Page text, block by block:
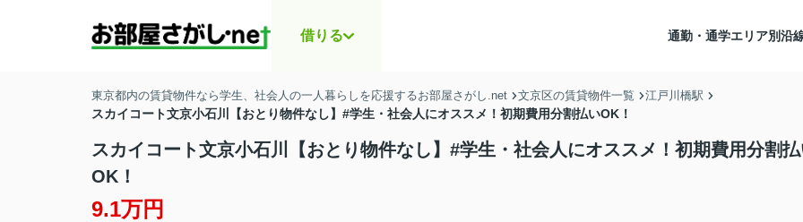
借りる 通勤・通学エリア別沿
東京都内の賃貸物件なら学生、社会人の一人暮らしを応援するお部屋さがし.net 文京区の賃貸物件一覧 江戸川橋駅
スカイコート文京小石川【おとり物件なし】#学生・社会人にオススメ！初期費用分割払いOK！
スカイコート文京小石川【おとり物件なし】#学生・社会人にオススメ！初期費用分割
OK！
9.1万円